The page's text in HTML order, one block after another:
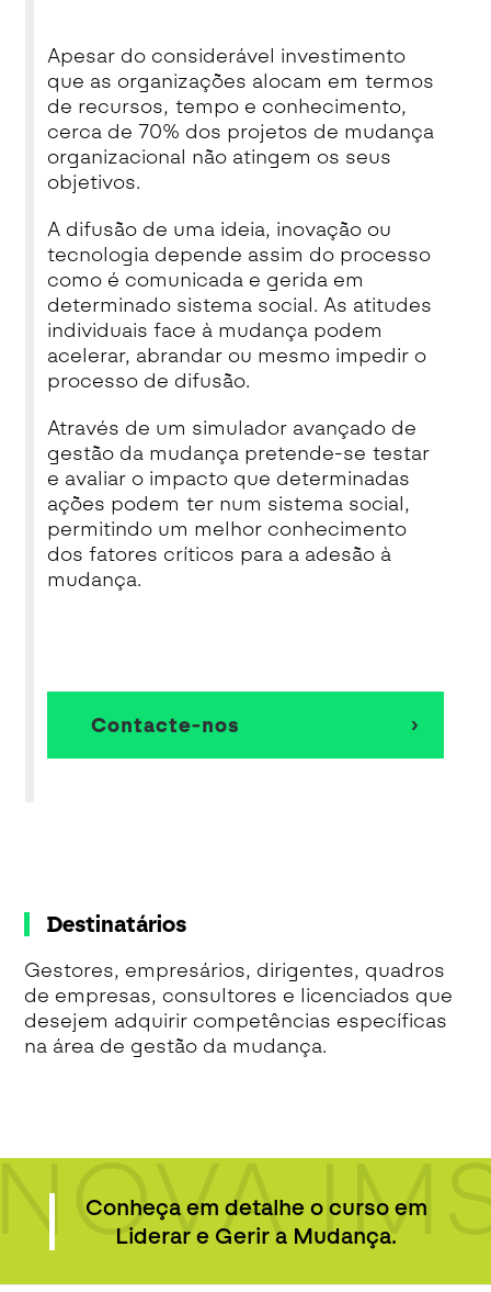
Apesar do considerável investimento
que as organizações alocam em termos
de recursos, tempo e conhecimento,
cerca de 70% dos projetos de mudança
organizacional não atingem os seus
objetivos.
A difusão de uma ideia, inovação ou
tecnologia depende assim do processo
como é comunicada e gerida em
determinado sistema social. As atitudes
individuais face à mudança podem
acelerar, abrandar ou mesmo impedir o
processo de difusão.
Através de um simulador avançado de
gestão da mudança pretende-se testar
e avaliar o impacto que determinadas
ações podem ter num sistema social,
permitindo um melhor conhecimento
dos fatores críticos para a adesão à
mudança.
Contacte-nos
Destinatários
Gestores, empresários, dirigentes, quadros
de empresas, consultores e licenciados que
desejem adquirir competências específicas
na área de gestão da mudança.
Conheça em detalhe o curso em
Liderar e Gerir a Mudança.